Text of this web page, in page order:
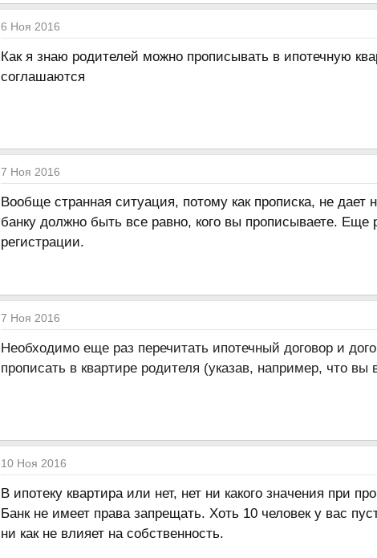
6 Ноя 2016
Как я знаю родителей можно прописывать в ипотечную
соглашаются
7 Ноя 2016
Вообще странная ситуация, потому как прописка, не
банку должно быть все равно, кого вы прописываете. Еще
регистрации.
7 Ноя 2016
Необходимо еще раз перечитать ипотечный договор и
прописать в квартире родителя (указав, например, что
10 Ноя 2016
В ипотеку квартира или нет, нет ни какого значения при
Банк не имеет права запрещать. Хоть 10 человек у вас
ни как не влияет на собственность.